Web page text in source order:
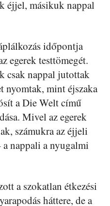
éjjel, másikuk nappal
időpontja
egerek testtömegét.
csak nappal jutottak
nyomtak, mint éjszaka
a Die Welt című
Mivel az egerek
számukra az éjjeli
nappali a nyugalmi
a szokatlan étkezési
háttere, de a